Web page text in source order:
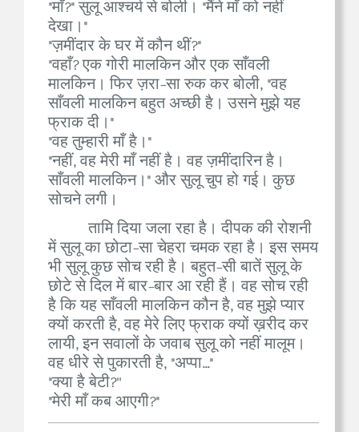
"माँ?" सुलू आश्चर्य से बोली। "मैंने माँ को नहीं
देखा।"
"ज़मींदार के घर में कौन थीं?"
"वहाँ? एक गोरी मालकिन और एक साँवली
मालकिन। फिर ज़रा-सा रुक कर बोली, "वह
साँवली मालकिन बहुत अच्छी है। उसने मुझे यह
फ्राक दी।"
"वह तुम्हारी माँ है।"
"नहीं, वह मेरी माँ नहीं है। वह ज़मींदारिन है।
साँवली मालकिन।" और सुलू चुप हो गई। कुछ
सोचने लगी।
तामि दिया जला रहा है। दीपक की रोशनी
में सुलू का छोटा-सा चेहरा चमक रहा है। इस समय
भी सुलू कुछ सोच रही है। बहुत-सी बातें सुलू के
छोटे से दिल में बार-बार आ रही हैं। वह सोच रही
है कि यह साँवली मालकिन कौन है, वह मुझे प्यार
क्यों करती है, वह मेरे लिए फ्राक क्यों ख़रीद कर
लायी, इन सवालों के जवाब सुलू को नहीं मालूम।
वह धीरे से पुकारती है, "अप्पा..."
"क्या है बेटी?''
"मेरी माँ कब आएगी?"